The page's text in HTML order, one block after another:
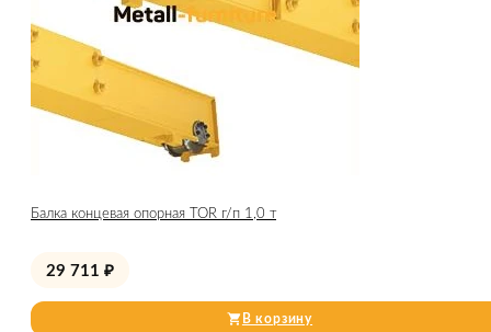
Балка концевая опорная TOR г/п 1,0 т
29 711 ₽
В корзину